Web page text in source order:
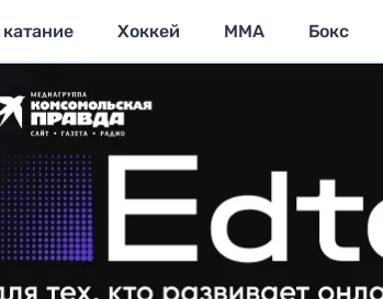
Хоккей MMA Бокс